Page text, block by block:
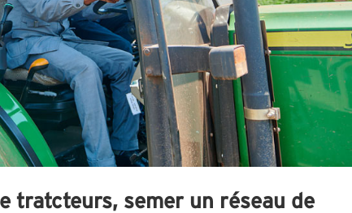
tratcteurs, semer un réseau de